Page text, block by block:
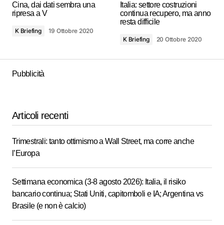
Cina, dai dati sembra una
ripresa a V
K Briefing 19 Ottobre 2020
Italia: settore costruzioni
continua recupero, ma anno
resta difficile
K Briefing 20 Ottobre 2020
Pubblicità
Articoli recenti
Trimestrali: tanto ottimismo a Wall Street, ma corre anche
l’Europa
Settimana economica (3-8 agosto 2026): Italia, il risiko
bancario continua; Stati Uniti, capitomboli e IA; Argentina vs
Brasile (e non è calcio)